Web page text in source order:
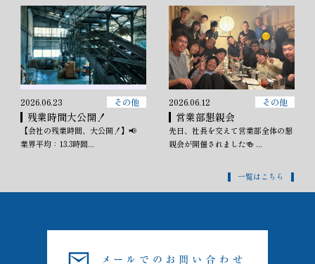
2026.06.23 その他
残業時間大公開！
【会社の残業時間、大公開！】📢
業界平均：13.3時間...
2026.06.12 その他
営業部懇親会
先日、社長を交えて営業部全体の懇
親会が開催されました🍻 ...
一覧はこちら